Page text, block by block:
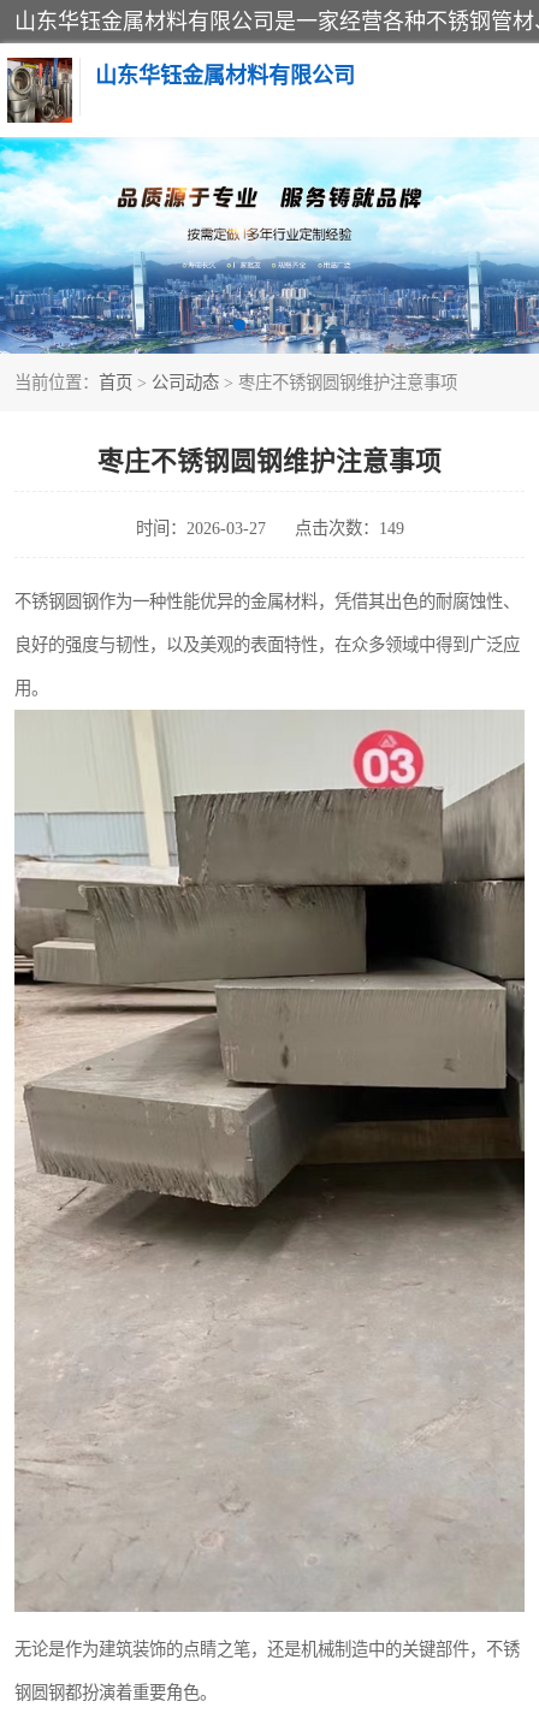
山东华钰金属材料有限公司
当前位置： 首页 > 公司动态 > 枣庄不锈钢圆钢维护注意事项
枣庄不锈钢圆钢维护注意事项
时间：2026-03-27 点击次数：149
不锈钢圆钢作为一种性能优异的金属材料，凭借其出色的耐腐蚀性、
良好的强度与韧性，以及美观的表面特性，在众多领域中得到广泛应
用。
无论是作为建筑装饰的点睛之笔，还是机械制造中的关键部件，不锈
钢圆钢都扮演着重要角色。
不锈钢管
管件标准件
不锈钢人孔
不锈钢角钢
不锈钢板